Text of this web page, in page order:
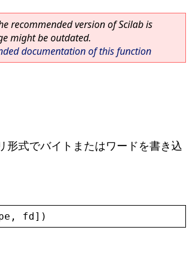
recommended version of Scilab is
might be outdated.
documentation of this function
形式でバイトまたはワードを書き込
, fd])